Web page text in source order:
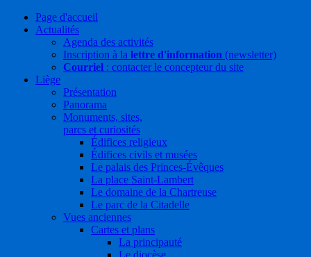
Page d'accueil
Actualités
Agenda des activités
Inscription à la lettre d'information (newsletter)
Courriel : contacter le concepteur du site
Liège
Présentation
Panorama
Monuments, sites,
parcs et curiosités
Édifices religieux
Édifices civils et musées
Le palais des Princes-Évêques
La place Saint-Lambert
Le domaine de la Chartreuse
Le parc de la Citadelle
Vues anciennes
Cartes et plans
La principauté
Le diocèse